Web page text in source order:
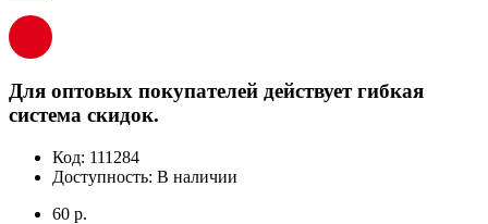
Для оптовых покупателей действует гибкая
система скидок.
Код: 111284
Доступность: В наличии
60 р.